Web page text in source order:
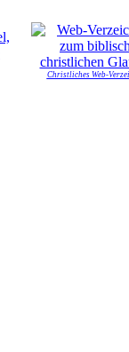
Christliches Web-